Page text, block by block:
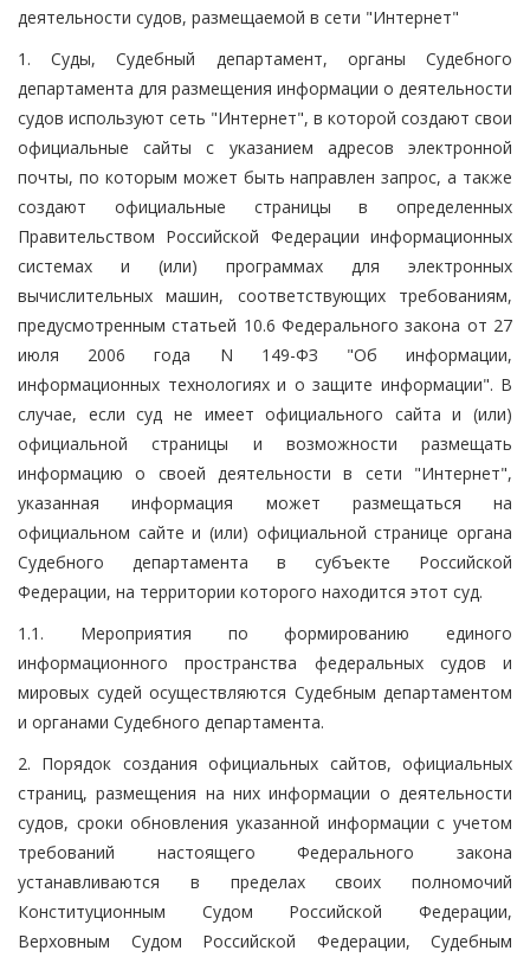
деятельности судов, размещаемой в сети "Интернет"
1. Суды, Судебный департамент, органы Судебного
департамента для размещения информации о деятельности
судов используют сеть "Интернет", в которой создают свои
официальные сайты с указанием адресов электронной
почты, по которым может быть направлен запрос, а также
создают официальные страницы в определенных
Правительством Российской Федерации информационных
системах и (или) программах для электронных
вычислительных машин, соответствующих требованиям,
предусмотренным статьей 10.6 Федерального закона от 27
июля 2006 года N 149-ФЗ "Об информации,
информационных технологиях и о защите информации". В
случае, если суд не имеет официального сайта и (или)
официальной страницы и возможности размещать
информацию о своей деятельности в сети "Интернет",
указанная информация может размещаться на
официальном сайте и (или) официальной странице органа
Судебного департамента в субъекте Российской
Федерации, на территории которого находится этот суд.
1.1. Мероприятия по формированию единого
информационного пространства федеральных судов и
мировых судей осуществляются Судебным департаментом
и органами Судебного департамента.
2. Порядок создания официальных сайтов, официальных
страниц, размещения на них информации о деятельности
судов, сроки обновления указанной информации с учетом
требований настоящего Федерального закона
устанавливаются в пределах своих полномочий
Конституционным Судом Российской Федерации,
Верховным Судом Российской Федерации, Судебным